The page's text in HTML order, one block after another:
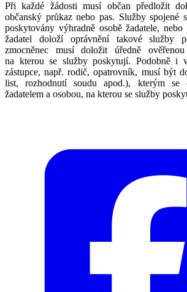
Při každé žádosti musí občan předložit
občanský průkaz nebo pas. Služby spojené
poskytovány výhradně osobě žadatele,
žadatel doloží oprávnění takové služby
zmocněnec musí doložit úředně
na kterou se služby poskytují. Podobně i
zástupce, např. rodič, opatrovník, musí být
list, rozhodnutí soudu apod.), kterým se
žadatelem a osobou, na kterou se služby